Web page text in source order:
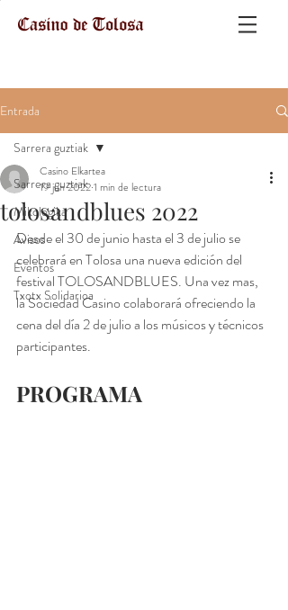
Entrada
Sarrera guztiak
Mikologika
Avisos
Eventos
Txotx Solidarioa
Sarrera guztiak
tolosandblues 2022
Casino Elkartea
19 jun 20221 min de lectura
Desde el 30 de junio hasta el 3 de julio se
celebrará en Tolosa una nueva edición del
festival TOLOSANDBLUES. Una vez mas,
la Sociedad Casino colaborará ofreciendo la
cena del día 2 de julio a los músicos y técnicos
participantes.
PROGRAMA